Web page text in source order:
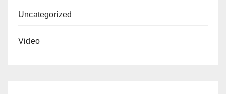
Uncategorized
Video